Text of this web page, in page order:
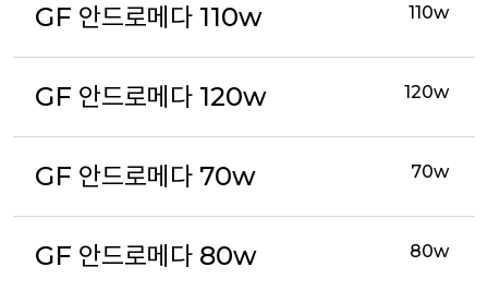
GF 안드로메다 110w 110w
GF 안드로메다 120w 120w
GF 안드로메다 70w 70w
GF 안드로메다 80w 80w